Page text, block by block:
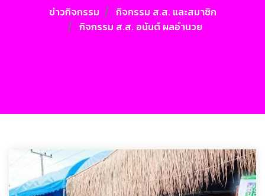
ข่าวกิจกรรม
กิจกรรม ส.ส. และสมาชิก
กิจกรรม ส.ส. อนันต์ ผลอำนวย